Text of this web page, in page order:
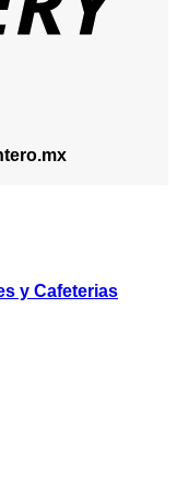
y Cafeterias